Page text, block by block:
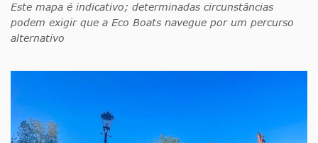
Este mapa é indicativo; determinadas circunstâncias
podem exigir que a Eco Boats navegue por um percurso
alternativo